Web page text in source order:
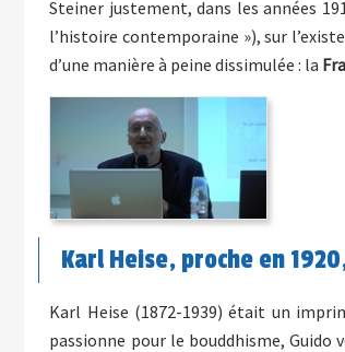
Steiner justement, dans les années
l’histoire contemporaine »), sur
d’une manière à peine dissimulée : la
Karl Heise, proche en
Karl Heise (1872-1939) était un
passionne pour le bouddhisme,